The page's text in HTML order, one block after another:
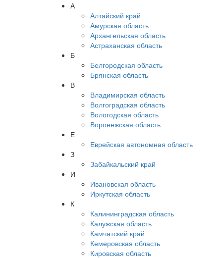
А
Алтайский край
Амурская область
Архангельская область
Астраханская область
Б
Белгородская область
Брянская область
В
Владимирская область
Волгоградская область
Вологодская область
Воронежская область
Е
Еврейская автономная область
З
Забайкальский край
И
Ивановская область
Иркутская область
К
Калининградская область
Калужская область
Камчатский край
Кемеровская область
Кировская область